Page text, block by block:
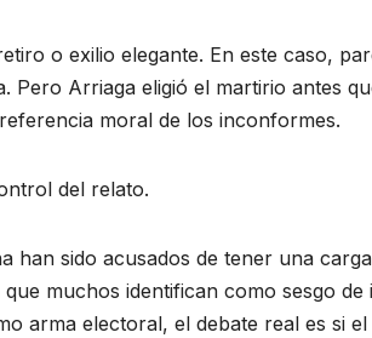
o exilio elegante. En este caso,
Arriaga eligió el martirio antes
moral de los inconformes.
del relato.
han sido acusados de tener una
muchos identifican como sesgo de
arma electoral, el debate real es si